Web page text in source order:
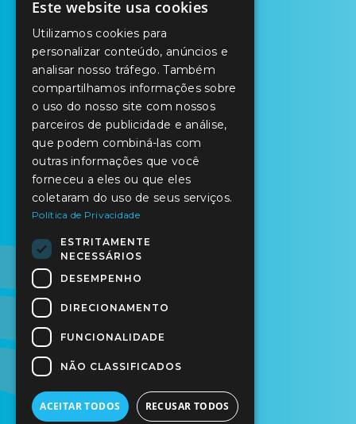
PORTUGUESE
ENGLISH
SPANISH
Este website usa cookies
Utilizamos cookies para
personalizar conteúdo, anúncios e
analisar nosso tráfego. Também
compartilhamos informações sobre
o uso do nosso site com nossos
parceiros de publicidade e análise,
que podem combiná-las com
outras informações que você
forneceu a eles ou que eles
coletaram do uso de seus serviços.
Política de Privacidade
ESTRITAMENTE
NECESSÁRIOS
DESEMPENHO
DIRECIONAMENTO
FUNCIONALIDADE
NÃO CLASSIFICADOS
ACEITAR TODOS RECUSAR TODOS